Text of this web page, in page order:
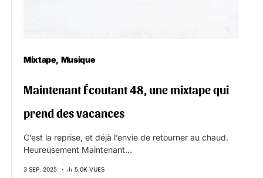
Mixtape Musique
Maintenant Écoutant 48, une mixtape qui
prend des vacances
C’est la reprise, et déjà l’envie de retourner au chaud.
Heureusement Maintenant…
3 SEP. 2025 5,0K VUES